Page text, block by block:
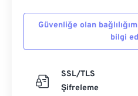
Güvenliğe olan
bilgi
SSL/TLS
Şifreleme